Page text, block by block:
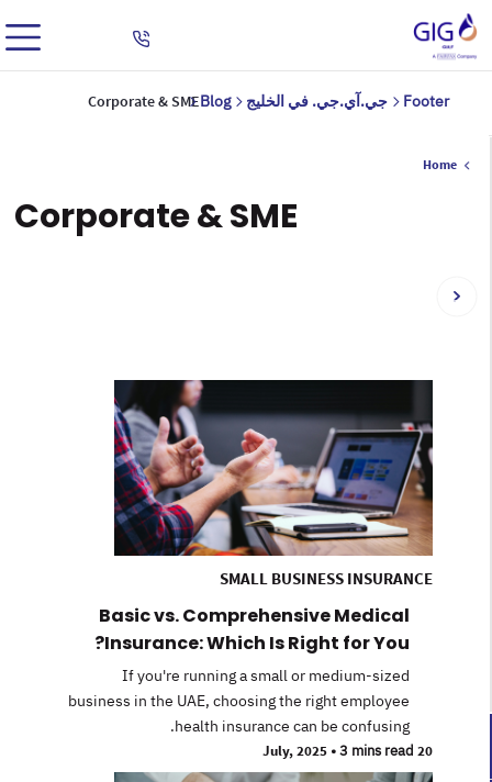
Footer جي.آي.جي. في الخليج Blog
Corporate & SME
Home
Corporate & SME
SMALL BUSINESS INSURANCE
Basic vs. Comprehensive Medical
Insurance: Which Is Right for You?
If you're running a small or medium-sized
business in the UAE, choosing the right employee
health insurance can be confusing.
20 July, 2025
• 3 mins read